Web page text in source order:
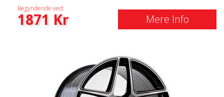
Begyndende ved:
1871 Kr Mere Info